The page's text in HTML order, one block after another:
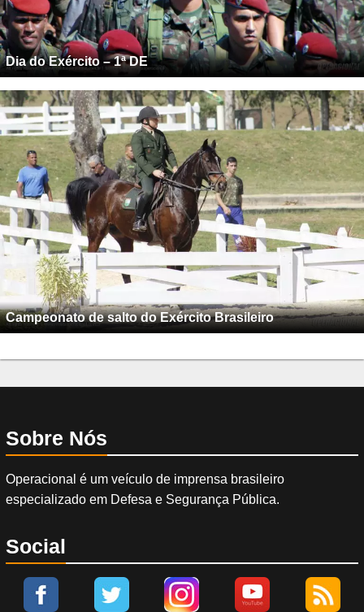
Dia do Exército – 1ª DE
Campeonato de salto do Exército Brasileiro
Sobre Nós
Operacional é um veículo de imprensa brasileiro
especializado em Defesa e Segurança Pública.
Social